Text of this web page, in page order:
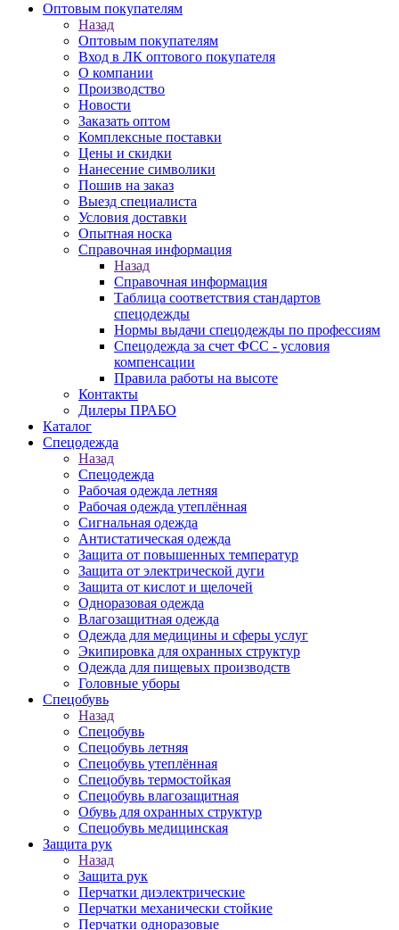
Оптовым покупателям
Назад
Оптовым покупателям
Вход в ЛК оптового покупателя
О компании
Производство
Новости
Заказать оптом
Комплексные поставки
Цены и скидки
Нанесение символики
Пошив на заказ
Выезд специалиста
Условия доставки
Опытная носка
Справочная информация
Назад
Справочная информация
Таблица соответствия стандартов
спецодежды
Нормы выдачи спецодежды по профессиям
Спецодежда за счет ФСС - условия
компенсации
Правила работы на высоте
Контакты
Дилеры ПРАБО
Каталог
Спецодежда
Назад
Спецодежда
Рабочая одежда летняя
Рабочая одежда утеплённая
Сигнальная одежда
Антистатическая одежда
Защита от повышенных температур
Защита от электрической дуги
Защита от кислот и щелочей
Одноразовая одежда
Влагозащитная одежда
Одежда для медицины и сферы услуг
Экипировка для охранных структур
Одежда для пищевых производств
Головные уборы
Спецобувь
Назад
Спецобувь
Спецобувь летняя
Спецобувь утеплённая
Спецобувь термостойкая
Спецобувь влагозащитная
Обувь для охранных структур
Спецобувь медицинская
Защита рук
Назад
Защита рук
Перчатки диэлектрические
Перчатки механически стойкие
Перчатки одноразовые